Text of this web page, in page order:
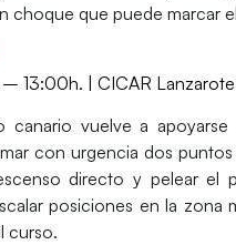
choque que puede marcar
13:00h. | CICAR
canario vuelve a
con urgencia dos
directo y pelear el
posiciones en la
curso.